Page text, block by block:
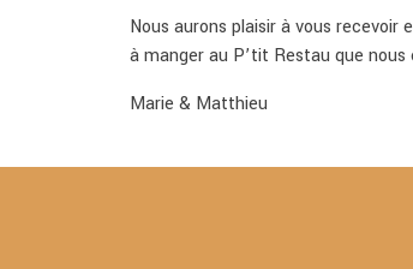
Nous aurons plaisir à vous
à manger au P’tit Restau que nous
Marie & Matthieu